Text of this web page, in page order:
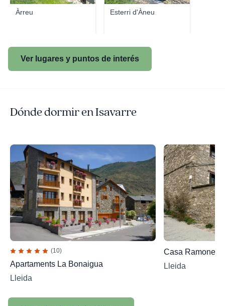
Àrreu Esterri d'Àneu
Ver lugares y puntos de interés
Dónde dormir en Isavarre
(10)
Apartaments La Bonaigua
Lleida
Casa Ramonet
Lleida